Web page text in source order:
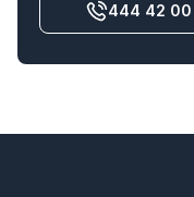
444 42 00